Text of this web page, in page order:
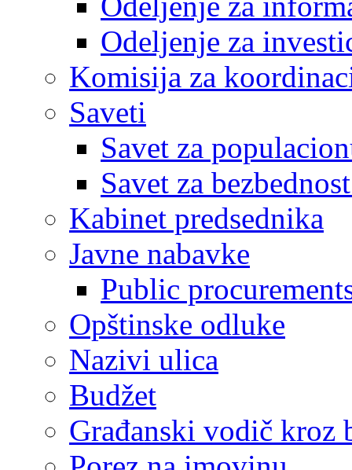
Odeljenje za
Komisija za
Saveti
Savet za
Savet za
Kabinet predsednika
Javne nabavke
Public
Opštinske odluke
Nazivi ulica
Budžet
Građanski vodič kroz